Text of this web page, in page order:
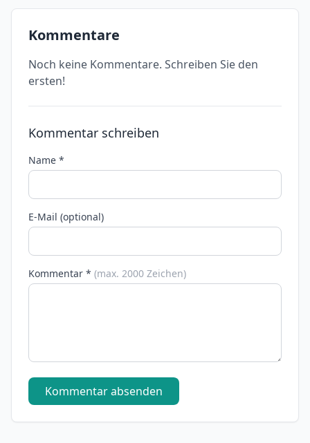
Kommentare
Noch keine Kommentare. Schreiben Sie den
ersten!
Kommentar schreiben
Name *
E-Mail (optional)
Kommentar * (max. 2000 Zeichen)
Kommentar absenden